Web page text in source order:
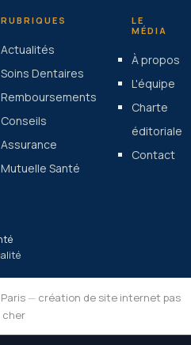
RUBRIQUES
Actualités
Soins Dentaires
Remboursements
Conseils
Assurance
Mutuelle Santé
LE
MÉDIA
À propos
L'équipe
Charte
éditoriale
Contact
— création de site internet pas
cher